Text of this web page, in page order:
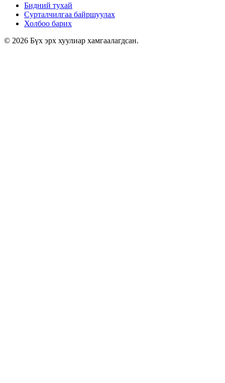
Бидний тухай
Сурталчилгаа байршуулах
Холбоо барих
© 2026 Бүх эрх хуулиар хамгаалагдсан.